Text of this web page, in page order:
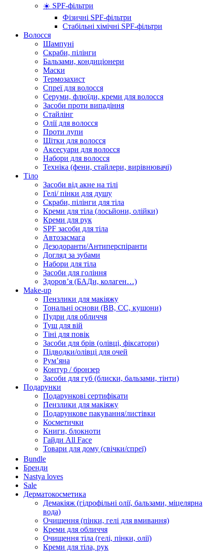
☀️ SPF-фільтри
Фізичні SPF-фільтри
Стабільні хімічні SPF-фільтри
Волосся
Шампуні
Скраби, пілінги
Бальзами, кондиціонери
Маски
Термозахист
Спреї для волосся
Серуми, флюїди, креми для волосся
Засоби проти випадіння
Стайлінг
Олії для волосся
Проти лупи
Щітки для волосся
Аксесуари для волосся
Набори для волосся
Техніка (фени, стайлери, вирівнювачі)
Тіло
Засоби від акне на тілі
Гелі/ пінки для душу
Скраби, пілінги для тіла
Креми для тіла (лосьйони, олійки)
Креми для рук
SPF засоби для тіла
Автозасмага
Дезодоранти/Антиперспіранти
Догляд за зубами
Набори для тіла
Засоби для гоління
Здоровʼя (БАДи, колаген…)
Make-up
Пензлики для макіяжу
Тональні основи (BB, CC, кушони)
Пудри для обличчя
Туш для вій
Тіні для повік
Засоби для брів (олівці, фіксатори)
Підводки/олівці для очей
Румʼяна
Контур / бронзер
Засоби для губ (блиски, бальзами, тінти)
Подарунки
Подарункові сертифікати
Пензлики для макіяжу
Подарункове пакування/листівки
Косметички
Книги, блокноти
Гайди All Face
Товари для дому (свічки/спреї)
Bundle
Бренди
Nastya loves
Sale
Дерматокосметика
Демакіяж (гідрофільні олії, бальзами, міцелярна
вода)
Очищення (пінки, гелі для вмивання)
Креми для обличчя
Очищення тіла (гелі, пінки, олії)
Креми для тіла, рук